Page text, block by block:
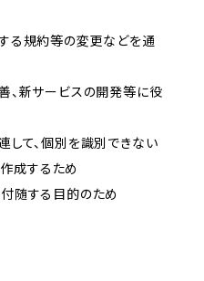
する規約等の変更などを通
善、新サービスの開発等に役
して、個別を識別できない
成するため
付随する目的のため